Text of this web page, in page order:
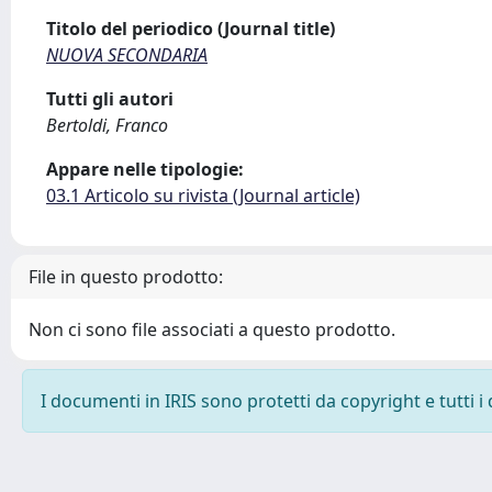
Titolo del periodico (Journal title)
NUOVA SECONDARIA
Tutti gli autori
Bertoldi, Franco
Appare nelle tipologie:
03.1 Articolo su rivista (Journal article)
File in questo prodotto:
Non ci sono file associati a questo prodotto.
I documenti in IRIS sono protetti da copyright e tutti